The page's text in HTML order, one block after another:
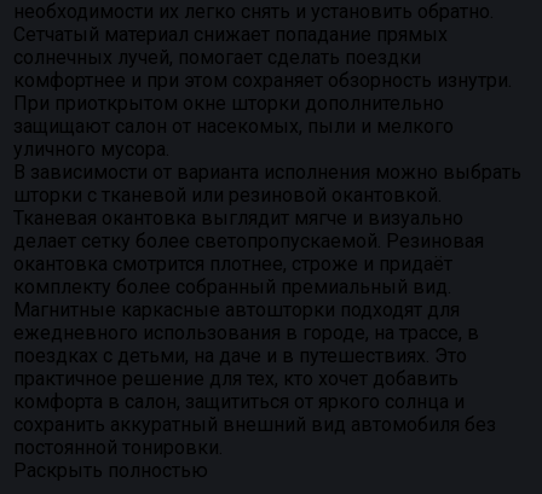
необходимости их легко снять и установить обратно.
Сетчатый материал снижает попадание прямых
солнечных лучей, помогает сделать поездки
комфортнее и при этом сохраняет обзорность изнутри.
При приоткрытом окне шторки дополнительно
защищают салон от насекомых, пыли и мелкого
уличного мусора.
В зависимости от варианта исполнения можно выбрать
шторки с тканевой или резиновой окантовкой.
Тканевая окантовка выглядит мягче и визуально
делает сетку более светопропускаемой. Резиновая
окантовка смотрится плотнее, строже и придаёт
комплекту более собранный премиальный вид.
Магнитные каркасные автошторки подходят для
ежедневного использования в городе, на трассе, в
поездках с детьми, на даче и в путешествиях. Это
практичное решение для тех, кто хочет добавить
комфорта в салон, защититься от яркого солнца и
сохранить аккуратный внешний вид автомобиля без
постоянной тонировки.
Раскрыть полностью